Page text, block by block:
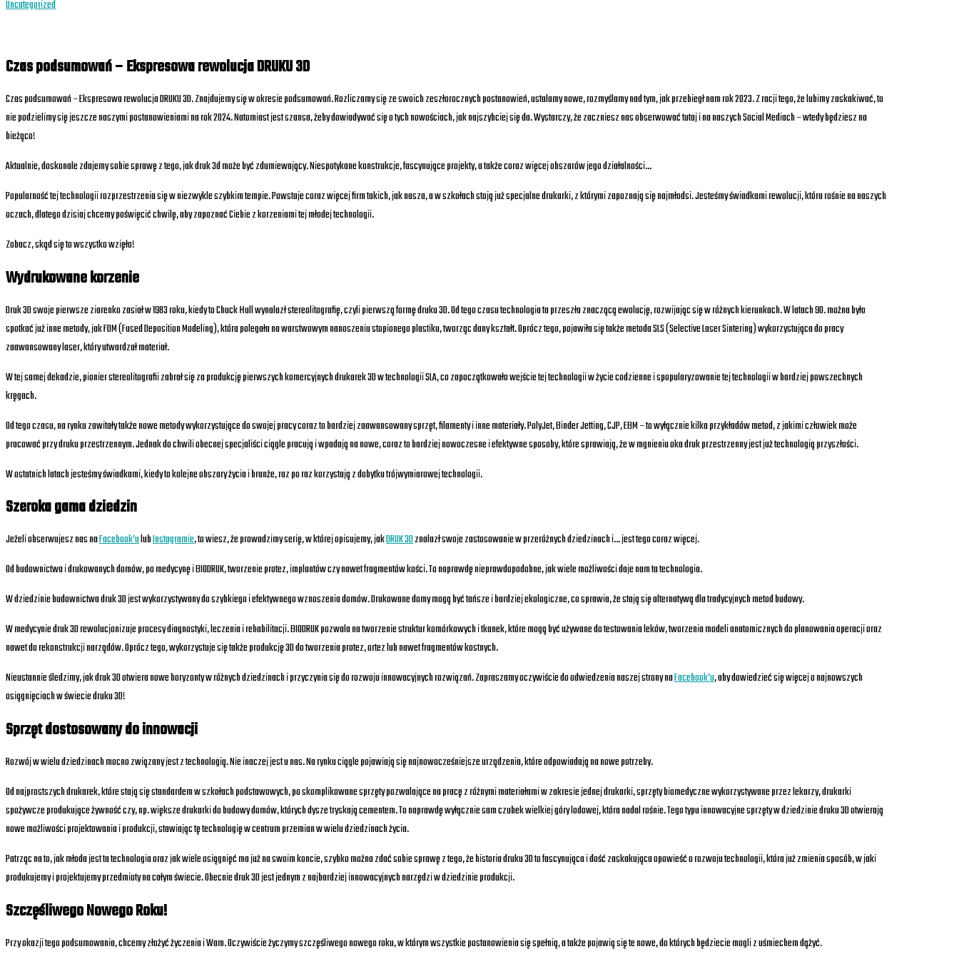
Uncategorized
Czas podsumowań – Ekspresowa rewolucja DRUKU 3D
Czas podsumowań – Ekspresowa rewolucja DRUKU 3D. Znajdujemy się w okresie podsumowań. Rozliczamy się ze swoich zeszłorocznych postanowień, ustalamy nowe, rozmyślamy nad tym, jak przebiegł nam rok 2023. Z racji tego, że lubimy zaskakiwać, to
nie podzielimy się jeszcze naszymi postanowieniami na rok 2024. Natomiast jest szansa, żeby dowiadywać się o tych nowościach, jak najszybciej się da. Wystarczy, że zaczniesz nas obserwować tutaj i na naszych Social Mediach – wtedy będziesz na
bieżąco!
Aktualnie, doskonale zdajemy sobie sprawę z tego, jak druk 3d może być zdumiewający. Niespotykane konstrukcje, fascynujące projekty, a także coraz więcej obszarów jego działalności…
Popularność tej technologii rozprzestrzenia się w niezwykle szybkim tempie. Powstaje coraz więcej firm takich, jak nasza, a w szkołach stoją już specjalne drukarki, z którymi zapoznają się najmłodsi. Jesteśmy świadkami rewolucji, która rośnie na naszych
oczach, dlatego dzisiaj chcemy poświęcić chwilę, aby zapoznać Ciebie z korzeniami tej młodej technologii.
Zobacz, skąd się to wszystko wzięło!
Wydrukowane korzenie
Druk 3D swoje pierwsze ziarenko zasiał w 1983 roku, kiedy to Chuck Hull wynalazł stereolitografię, czyli pierwszą formę druku 3D. Od tego czasu technologia ta przeszła znaczącą ewolucję, rozwijając się w różnych kierunkach. W latach 90. można było
spotkać już inne metody, jak FDM (Fused Deposition Modeling), która polegała na warstwowym nanoszeniu stopionego plastiku, tworząc dany kształt. Oprócz tego, pojawiła się także metoda SLS (Selective Laser Sintering) wykorzystująca do pracy
zaawansowany laser, który utwardzał materiał.
W tej samej dekadzie, pionier stereolitografii zabrał się za produkcję pierwszych komercyjnych drukarek 3D w technologii SLA, co zapoczątkowało wejście tej technologii w życie codzienne i spopularyzowanie tej technologii w bardziej powszechnych
kręgach.
Od tego czasu, na rynku zawitały także nowe metody wykorzystujące do swojej pracy coraz to bardziej zaawansowany sprzęt, filamenty i inne materiały. PolyJet, Binder Jetting, CJP, EBM – to wyłącznie kilka przykładów metod, z jakimi człowiek może
pracować przy druku przestrzennym. Jednak do chwili obecnej specjaliści ciągle pracują i wpadają na nowe, coraz to bardziej nowoczesne i efektywne sposoby, które sprawiają, że w mgnieniu oka druk przestrzenny jest już technologią przyszłości.
W ostatnich latach jesteśmy świadkami, kiedy to kolejne obszary życia i branże, raz po raz korzystają z dobytku trójwymiarowej technologii.
Szeroka gama dziedzin
Jeżeli obserwujesz nas naFacebook’ulubInstagramie, to wiesz, że prowadzimy serię, w której opisujemy, jakDRUK 3Dznalazł swoje zastosowanie w przeróżnych dziedzinach i… jest tego coraz więcej.
Od budownictwa i drukowanych domów, po medycynę i BIODRUK, tworzenie protez, implantów czy nawet fragmentów kości. To naprawdę nieprawdopodobne, jak wiele możliwości daje nam ta technologia.
W dziedzinie budownictwa druk 3D jest wykorzystywany do szybkiego i efektywnego wznoszenia domów. Drukowane domy mogą być tańsze i bardziej ekologiczne, co sprawia, że stają się alternatywą dla tradycyjnych metod budowy.
W medycynie druk 3D rewolucjonizuje procesy diagnostyki, leczenia i rehabilitacji. BIODRUK pozwala na tworzenie struktur komórkowych i tkanek, które mogą być używane do testowania leków, tworzenia modeli anatomicznych do planowania operacji oraz
nawet do rekonstrukcji narządów. Oprócz tego, wykorzystuje się także produkcję 3D do tworzenia protez, ortez lub nawet fragmentów kostnych.
Nieustannie śledzimy, jak druk 3D otwiera nowe horyzonty w różnych dziedzinach i przyczynia się do rozwoju innowacyjnych rozwiązań. Zapraszamy oczywiście do odwiedzenia naszej strony naFacebook’u, aby dowiedzieć się więcej o najnowszych
osiągnięciach w świecie druku 3D!
Sprzęt dostosowany do innowacji
Rozwój w wielu dziedzinach mocno związany jest z technologią. Nie inaczej jest u nas. Na rynku ciągle pojawiają się najnowocześniejsze urządzenia, które odpowiadają na nowe potrzeby.
Od najprostszych drukarek, które stają się standardem w szkołach podstawowych, po skomplikowane sprzęty pozwalające na pracę z różnymi materiałami w zakresie jednej drukarki, sprzęty biomedyczne wykorzystywane przez lekarzy, drukarki
spożywcze produkujące żywność czy, np. większe drukarki do budowy domów, których dysze tryskają cementem. To naprawdę wyłącznie sam czubek wielkiej góry lodowej, która nadal rośnie. Tego typu innowacyjne sprzęty w dziedzinie druku 3D otwierają
nowe możliwości projektowania i produkcji, stawiając tę technologię w centrum przemian w wielu dziedzinach życia.
Patrząc na to, jak młoda jest ta technologia oraz jak wiele osiągnięć ma już na swoim koncie, szybko można zdać sobie sprawę z tego, że historia druku 3D to fascynująca i dość zaskakująca opowieść o rozwoju technologii, która już zmienia sposób, w jaki
produkujemy i projektujemy przedmioty na całym świecie. Obecnie druk 3D jest jednym z najbardziej innowacyjnych narzędzi w dziedzinie produkcji.
Szczęśliwego Nowego Roku!
Przy okazji tego podsumowania, chcemy złożyć życzenia i Wam. Oczywiście życzymy szczęśliwego nowego roku, w którym wszystkie postanowienia się spełnią, a także pojawią się te nowe, do których będziecie mogli z uśmiechem dążyć.